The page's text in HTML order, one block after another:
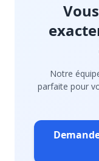
Notre
parfaite pour